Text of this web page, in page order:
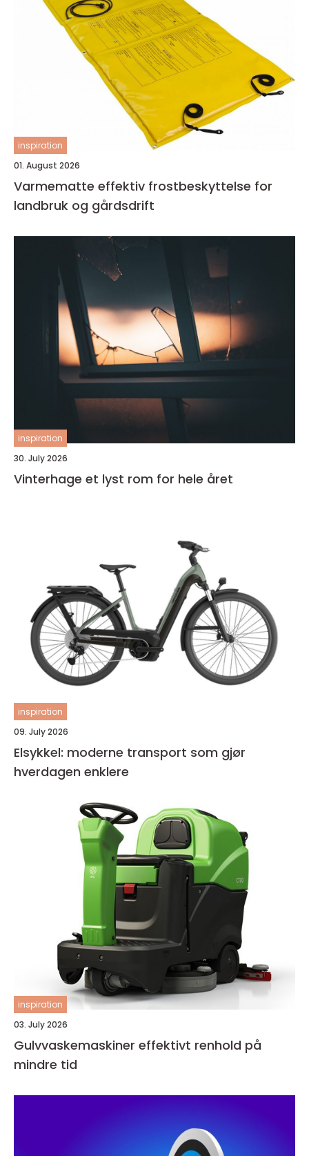
inspiration
01. August 2026
Varmematte effektiv frostbeskyttelse for
landbruk og gårdsdrift
inspiration
30. July 2026
Vinterhage et lyst rom for hele året
inspiration
09. July 2026
Elsykkel: moderne transport som gjør
hverdagen enklere
inspiration
03. July 2026
Gulvvaskemaskiner effektivt renhold på
mindre tid